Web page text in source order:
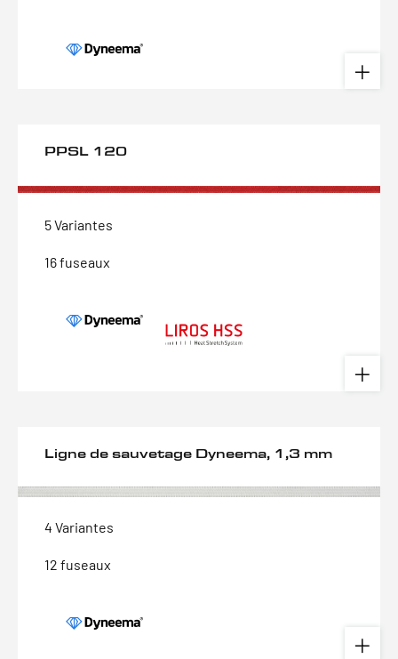
PPSL 120
5 Variantes
16 fuseaux
Ligne de sauvetage Dyneema, 1,3 mm
4 Variantes
12 fuseaux